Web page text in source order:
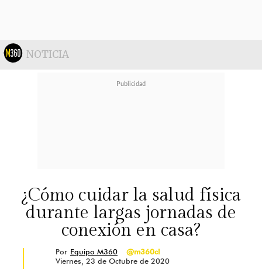
limitar nuestra mente. Así que
NOTICIA
¿Cómo cuidar la salud física
durante largas jornadas de
conexión en casa?
Por Equipo M360
@m360cl
Viernes, 23 de Octubre de 2020